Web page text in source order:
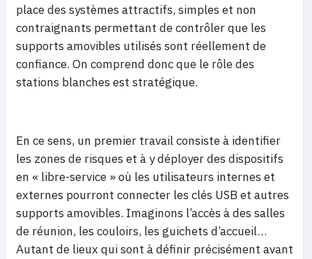
place des systèmes attractifs, simples et non
contraignants permettant de contrôler que les
supports amovibles utilisés sont réellement de
confiance. On comprend donc que le rôle des
stations blanches est stratégique.
En ce sens, un premier travail consiste à identifier
les zones de risques et à y déployer des dispositifs
en « libre-service » où les utilisateurs internes et
externes pourront connecter les clés USB et autres
supports amovibles. Imaginons l’accès à des salles
de réunion, les couloirs, les guichets d’accueil…
Autant de lieux qui sont à définir précisément avant